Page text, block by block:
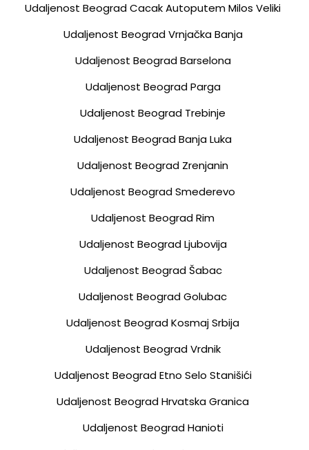
Udaljenost Beograd Cacak Autoputem Milos Veliki
Udaljenost Beograd Vrnjačka Banja
Udaljenost Beograd Barselona
Udaljenost Beograd Parga
Udaljenost Beograd Trebinje
Udaljenost Beograd Banja Luka
Udaljenost Beograd Zrenjanin
Udaljenost Beograd Smederevo
Udaljenost Beograd Rim
Udaljenost Beograd Ljubovija
Udaljenost Beograd Šabac
Udaljenost Beograd Golubac
Udaljenost Beograd Kosmaj Srbija
Udaljenost Beograd Vrdnik
Udaljenost Beograd Etno Selo Stanišići
Udaljenost Beograd Hrvatska Granica
Udaljenost Beograd Hanioti